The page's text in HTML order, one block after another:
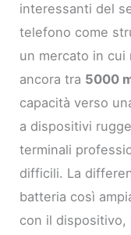
interessanti del
telefono come
un mercato in cui
ancora tra 5000
capacità verso
a dispositivi
terminali
difficili. La
batteria così
con il